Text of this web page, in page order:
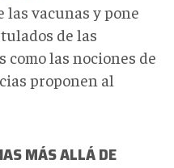
las vacunas y pone
de las
como las nociones de
proponen al
MÁS ALLÁ DE